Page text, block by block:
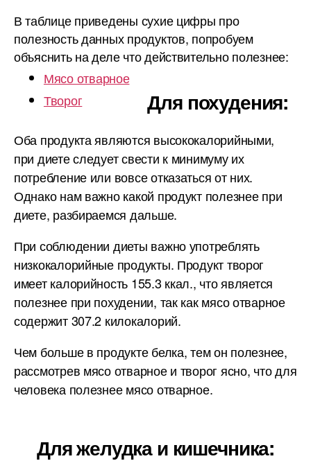
В таблице приведены сухие цифры про
полезность данных продуктов, попробуем
объяснить на деле что действительно полезнее:
Мясо отварное
Творог
Для похудения:
Оба продукта являются высококалорийными,
при диете следует свести к минимуму их
потребление или вовсе отказаться от них.
Однако нам важно какой продукт полезнее при
диете, разбираемся дальше.
При соблюдении диеты важно употреблять
низкокалорийные продукты. Продукт творог
имеет калорийность 155.3 ккал., что является
полезнее при похудении, так как мясо отварное
содержит 307.2 килокалорий.
Чем больше в продукте белка, тем он полезнее,
рассмотрев мясо отварное и творог ясно, что для
человека полезнее мясо отварное.
Для желудка и кишечника: